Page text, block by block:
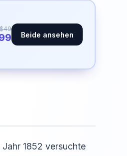
$49
Beide ansehen
1852 versuchte